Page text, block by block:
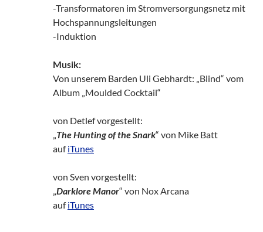
-Transformatoren im Stromversorgungsnetz mit
Hochspannungsleitungen
-Induktion
Musik:
Von unserem Barden Uli Gebhardt: „Blind“ vom
Album „Moulded Cocktail“
von Detlef vorgestellt:
„The Hunting of the Snark“ von Mike Batt
aufiTunes
von Sven vorgestellt:
„Darklore Manor“ von Nox Arcana
aufiTunes